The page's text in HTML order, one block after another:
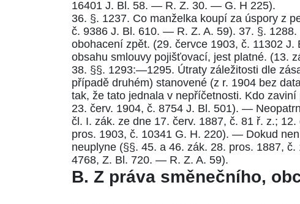
16401 J. Bl. 58. — R. Z. 30. — G. H 225).
36. §. 1237. Co manželka koupí za úspory z
č. 9386 J. Bl. 610. — R. Z. A. 59). 37. §. 1288.
obohacení zpět. (29. červce 1903, č. 11302 J.
obsahu smlouvy pojišťovací, jest platné. (13.
38. §§. 1293:—1295. Útraty záležitosti dle
případě druhém) stanovené (z r. 1904 bez
tak, že tato jednala v nepříčetnosti. Kdo
23. červ. 1904, č. 8754 J. Bl. 501). —
čl. I. zák. ze dne 17. červ. 1887, č. 81 ř. z.; 12.
pros. 1903, č. 10341 G. H. 220). — Dokud
neuplyne (§§. 45. a 46. zák. 28. pros. 1887, č.
4768, Z. Bl. 720. — R. Z. A. 59).
B. Z práva směnečního,